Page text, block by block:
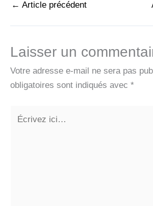
← Article précédent
Laisser un
Votre adresse e-mail ne sera pas
obligatoires sont indiqués avec *